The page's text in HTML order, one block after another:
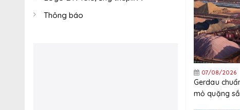
Thông báo
07/08/2026
Gerdau
mỏ quặng